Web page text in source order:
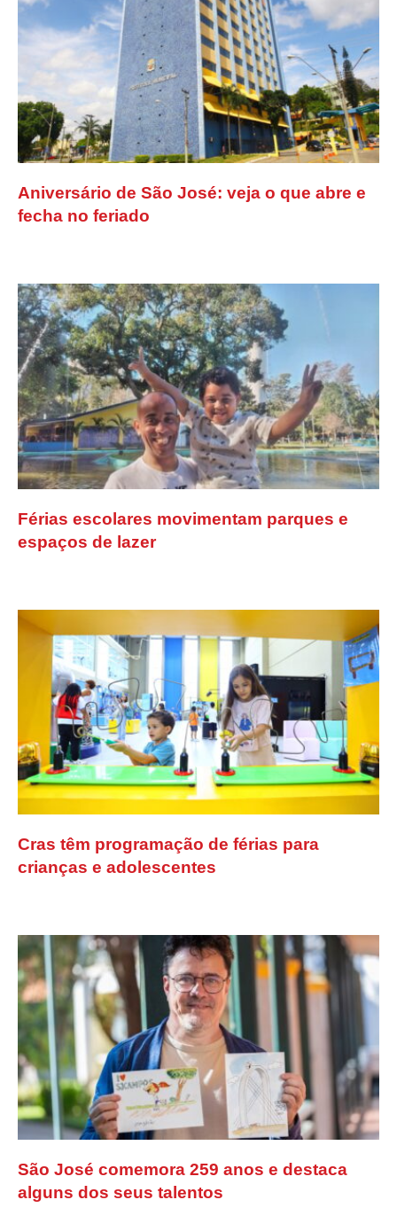
Aniversário de São José: veja o que abre e
fecha no feriado
Férias escolares movimentam parques e
espaços de lazer
Cras têm programação de férias para
crianças e adolescentes
São José comemora 259 anos e destaca
alguns dos seus talentos